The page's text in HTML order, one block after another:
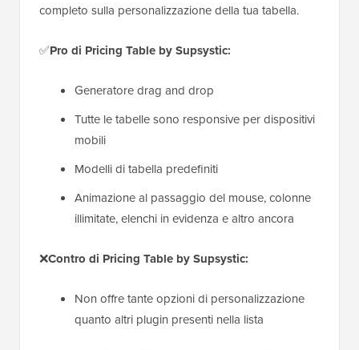
completo sulla personalizzazione della tua tabella.
✅Pro di Pricing Table by Supsystic:
Generatore drag and drop
Tutte le tabelle sono responsive per dispositivi
mobili
Modelli di tabella predefiniti
Animazione al passaggio del mouse, colonne
illimitate, elenchi in evidenza e altro ancora
❌Contro di Pricing Table by Supsystic:
Non offre tante opzioni di personalizzazione
quanto altri plugin presenti nella lista